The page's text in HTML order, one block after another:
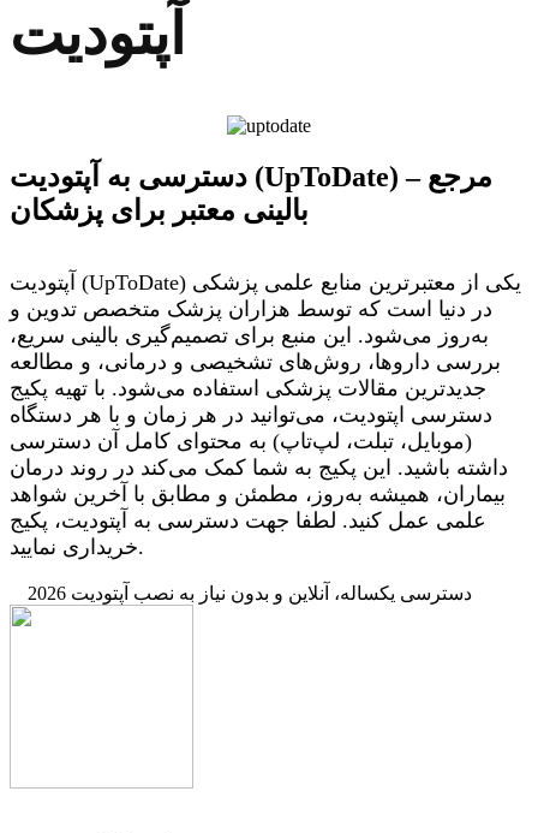
آپتودیت
دسترسی به آپتودیت (UpToDate) – مرجع
بالینی معتبر برای پزشکان
آپتودیت (UpToDate) یکی از معتبرترین منابع علمی پزشکی
در دنیا است که توسط هزاران پزشک متخصص تدوین و
به‌روز می‌شود. این منبع برای تصمیم‌گیری بالینی سریع،
بررسی داروها، روش‌های تشخیصی و درمانی، و مطالعه
جدیدترین مقالات پزشکی استفاده می‌شود. با تهیه پکیج
دسترسی اپتودیت، می‌توانید در هر زمان و با هر دستگاه
(موبایل، تبلت، لپ‌تاپ) به محتوای کامل آن دسترسی
داشته باشید. این پکیج به شما کمک می‌کند در روند درمان
بیماران، همیشه به‌روز، مطمئن و مطابق با آخرین شواهد
علمی عمل کنید. لطفا جهت دسترسی به آپتودیت، پکیج
خریداری نمایید.
دسترسی یکساله، آنلاین و بدون نیاز به نصب آپتودیت 2026